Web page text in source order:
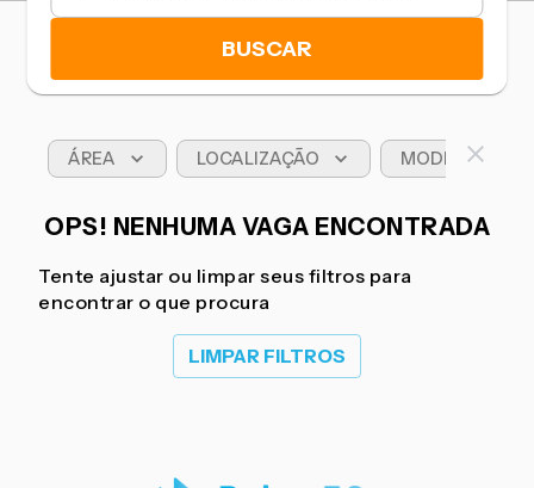
BUSCAR
ÁREA LOCALIZAÇÃO MODELO DE
OPS! NENHUMA VAGA ENCONTRADA
Tente ajustar ou limpar seus filtros para
encontrar o que procura
LIMPAR FILTROS